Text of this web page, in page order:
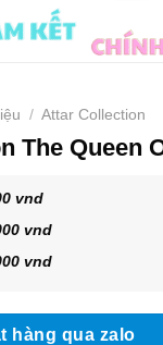
/ Attar Collection
The Queen
vnd
vnd
vnd
hàng qua zalo